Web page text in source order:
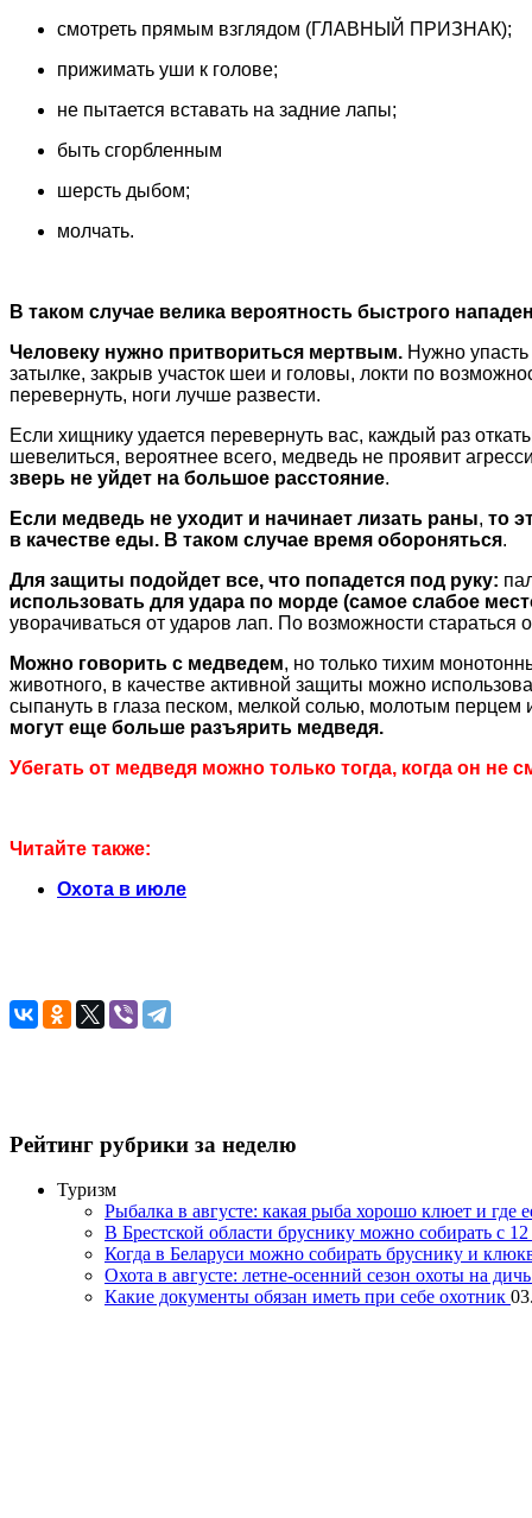
смотреть прямым взглядом (ГЛАВНЫЙ ПРИЗНАК);
прижимать уши к голове;
не пытается вставать на задние лапы;
быть сгорбленным
шерсть дыбом;
молчать.
В таком случае велика вероятность быстрого
Человеку нужно притвориться мертвым. Нужно
затылке, закрыв участок шеи и головы, локти по
перевернуть, ноги лучше развести.
Если хищнику удается перевернуть вас, каждый раз
шевелиться, вероятнее всего, медведь не проявит
зверь не уйдет на большое расстояние.
Если медведь не уходит и начинает лизать раны, то
в качестве еды. В таком случае время обороняться.
Для защиты подойдет все, что попадется под руку:
использовать для удара по морде (самое слабое
уворачиваться от ударов лап. По возможности стараться
Можно говорить с медведем, но только тихим
животного, в качестве активной защиты можно
сыпануть в глаза песком, мелкой солью, молотым перцем
могут еще больше разъярить медведя.
Убегать от медведя можно только тогда, когда он не
Читайте также:
Охота в июле
Рейтинг рубрики за неделю
Туризм
Рыбалка в августе: какая рыба хорошо клюет и где
В Брестской области бруснику можно собирать с
Когда в Беларуси можно собирать бруснику и
Охота в августе: летне-осенний сезон охоты на
Какие документы обязан иметь при себе охотник